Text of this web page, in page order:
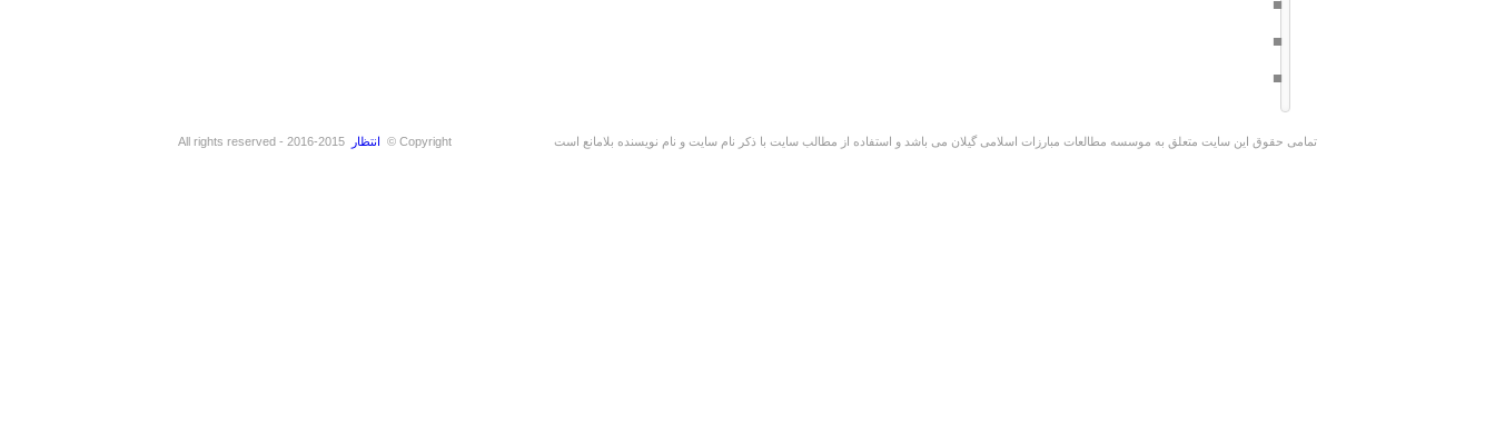
تمامی حقوق این سایت متعلق به موسسه مطالعات مبارزات اسلامی گیلان می باشد و استفاده از مطالب سایت با ذکر نام سایت و نام نویسنده بلامانع است Copyright © انتظار